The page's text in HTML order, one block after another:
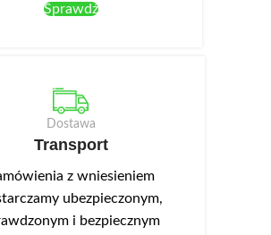
Sprawdź
Dostawa
Transport
z wniesieniem
ubezpieczonym,
i bezpiecznym